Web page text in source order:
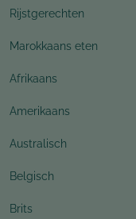
Rijstgerechten
Marokkaans eten
Afrikaans
Amerikaans
Australisch
Belgisch
Brits